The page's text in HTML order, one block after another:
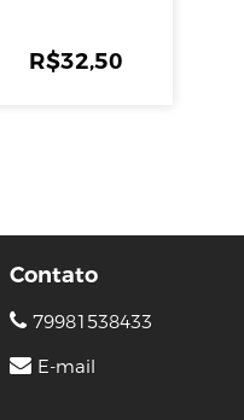
R$32,50
Contato
79981538433
E-mail